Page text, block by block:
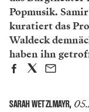
Popmusik.
kuratiert das
Waldeck
haben ihn
SARAH WETZLMAYR,